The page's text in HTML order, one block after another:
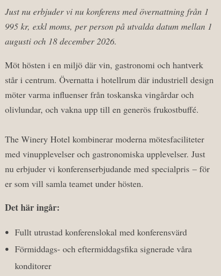
Just nu erbjuder vi nu konferens med övernattning från 1
995 kr, exkl moms, per person på utvalda datum mellan 1
augusti och 18 december 2026.
Möt hösten i en miljö där vin, gastronomi och hantverk
står i centrum. Övernatta i hotellrum där industriell design
möter varma influenser från toskanska vingårdar och
olivlundar, och vakna upp till en generös frukostbuffé.
The Winery Hotel kombinerar moderna mötesfaciliteter
med vinupplevelser och gastronomiska upplevelser. Just
nu erbjuder vi konferenserbjudande med specialpris – för
er som vill samla teamet under hösten.
Det här ingår:
Fullt utrustad konferenslokal med konferensvärd
Förmiddags- och eftermiddagsfika signerade våra
konditorer